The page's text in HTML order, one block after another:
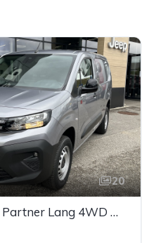
20
PEUGEOT Partner Lang 4WD Aut. L2 BlueHDi 130 S&S Erh. Nutzlast Pemium Aut.